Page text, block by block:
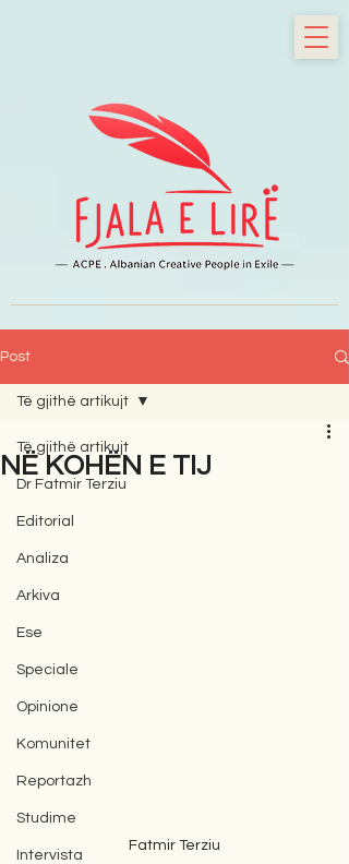
Post
Të gjithë artikujt
Dr Fatmir Terziu
Editorial
Analiza
Arkiva
Ese
Speciale
Opinione
Komunitet
Reportazh
Studime
Intervista
Të gjithë artikujt
NË KOHËN E TIJ
Fatmir Terziu